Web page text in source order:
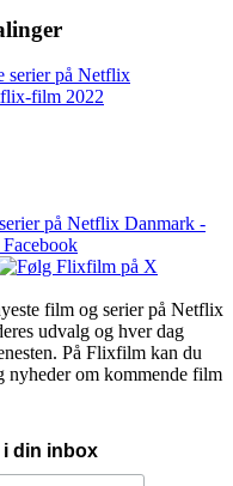
serier på Netflix
film 2022
på Netflix Danmark -
film og serier på Netflix
udvalg og hver dag
På Flixfilm kan du
nyheder om kommende film
i din inbox